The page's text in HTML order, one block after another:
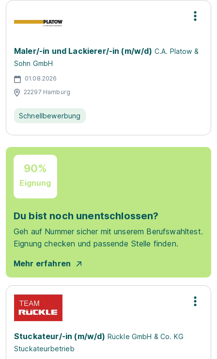
Maler/-in und Lackierer/-in (m/w/d) C.A. Platow &
Sohn GmbH
01.08.2026
22297 Hamburg
Schnellbewerbung
90%
Eignung
Du bist noch unentschlossen?
Geh auf Nummer sicher mit unserem Berufswahltest.
Eignung checken und passende Stelle finden.
Mehr erfahren
Stuckateur/-in (m/w/d) Rückle GmbH & Co. KG
Stuckateurbetrieb